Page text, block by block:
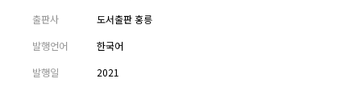
출판사
도서출판 홍릉
발행언어
한국어
발행일
2021